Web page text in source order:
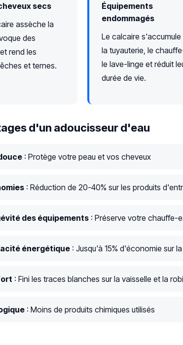
secs
assèche la
des
rend les
et ternes.
Équipements
endommagés
Le calcaire s'accumule
la tuyauterie, le
le lave-linge et réduit
durée de vie.
d'un adoucisseur d'eau
: Protège votre peau et vos cheveux
: Réduction de 20-40% sur les produits
des équipements : Préserve votre chauffe-
énergétique : Jusqu'à 15% d'économie sur
: Fini les traces blanches sur la vaisselle et la
: Moins de produits chimiques utilisés